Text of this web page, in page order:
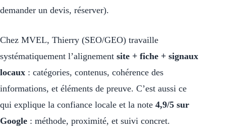
demander un devis, réserver).
Chez MVEL, Thierry (SEO/GEO) travaille
systématiquement l’alignement site + fiche + signaux
locaux : catégories, contenus, cohérence des
informations, et éléments de preuve. C’est aussi ce
qui explique la confiance locale et la note 4,9/5 sur
Google : méthode, proximité, et suivi concret.